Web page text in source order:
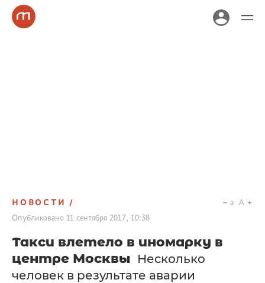
НОВОСТИ
Опубликовано 11 сентября 2017, 10:38
a A
Такси влетело в иномарку в
центре Москвы Несколько
человек в результате аварии